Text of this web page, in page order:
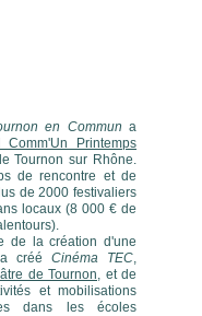
en Commun a
Comm'Un Printemps
Tournon sur Rhône.
de rencontre et de
de 2000 festivaliers
locaux (8 000 € de
de la création d'une
créé Cinéma TEC,
de Tournon, et de
et mobilisations
dans les écoles